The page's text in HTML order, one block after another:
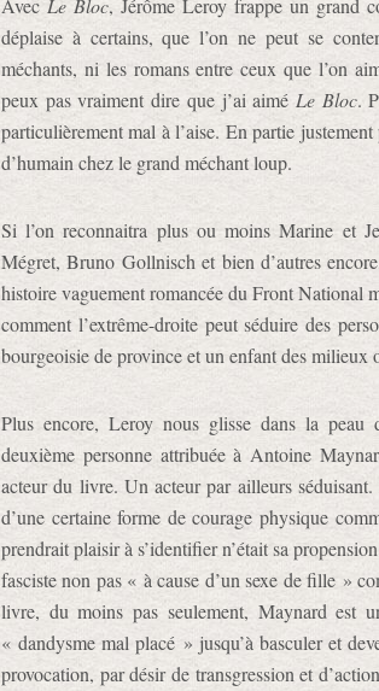
Avec Le Bloc, Jérôme Leroy frappe un grand
déplaise à certains, que l’on ne peut se
méchants, ni les romans entre ceux que l’on
peux pas vraiment dire que j’ai aimé Le Bloc.
particulièrement mal à l’aise. En partie
d’humain chez le grand méchant loup.
Si l’on reconnaitra plus ou moins Marine et
Mégret, Bruno Gollnisch et bien d’autres
histoire vaguement romancée du Front National
comment l’extrême-droite peut séduire des
bourgeoisie de province et un enfant des milieux
Plus encore, Leroy nous glisse dans la peau
deuxième personne attribuée à Antoine
acteur du livre. Un acteur par ailleurs
d’une certaine forme de courage physique
prendrait plaisir à s’identifier n’était sa
fasciste non pas « à cause d’un sexe de fille »
livre, du moins pas seulement, Maynard est
« dandysme mal placé » jusqu’à basculer et
provocation, par désir de transgression et